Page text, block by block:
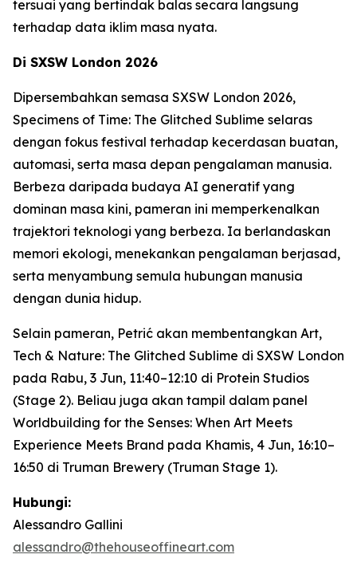
tersuai yang bertindak balas secara langsung
terhadap data iklim masa nyata.
Di SXSW London 2026
Dipersembahkan semasa SXSW London 2026,
Specimens of Time: The Glitched Sublime selaras
dengan fokus festival terhadap kecerdasan buatan,
automasi, serta masa depan pengalaman manusia.
Berbeza daripada budaya AI generatif yang
dominan masa kini, pameran ini memperkenalkan
trajektori teknologi yang berbeza. Ia berlandaskan
memori ekologi, menekankan pengalaman berjasad,
serta menyambung semula hubungan manusia
dengan dunia hidup.
Selain pameran, Petrić akan membentangkan Art,
Tech & Nature: The Glitched Sublime di SXSW London
pada Rabu, 3 Jun, 11:40–12:10 di Protein Studios
(Stage 2). Beliau juga akan tampil dalam panel
Worldbuilding for the Senses: When Art Meets
Experience Meets Brand pada Khamis, 4 Jun, 16:10–
16:50 di Truman Brewery (Truman Stage 1).
Hubungi:
Alessandro Gallini
alessandro@thehouseoffineart.com